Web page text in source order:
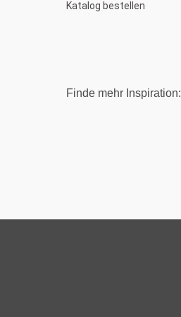
Katalog bestellen
Finde mehr Inspiration: